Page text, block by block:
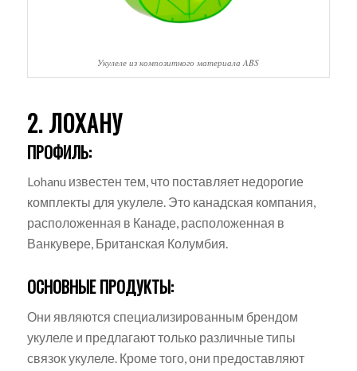
Укулеле из композитного материала ABS
2. ЛОХАНУ
ПРОФИЛЬ:
Lohanu известен тем, что поставляет недорогие
комплекты для укулеле. Это канадская компания,
расположенная в Канаде, расположенная в
Ванкувере, Британская Колумбия.
ОСНОВНЫЕ ПРОДУКТЫ:
Они являются специализированным брендом
укулеле и предлагают только различные типы
связок укулеле. Кроме того, они предоставляют